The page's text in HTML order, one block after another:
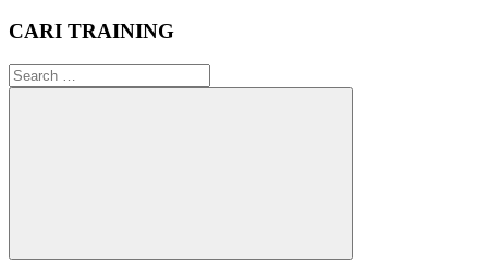
CARI TRAINING
Search
for:
Search